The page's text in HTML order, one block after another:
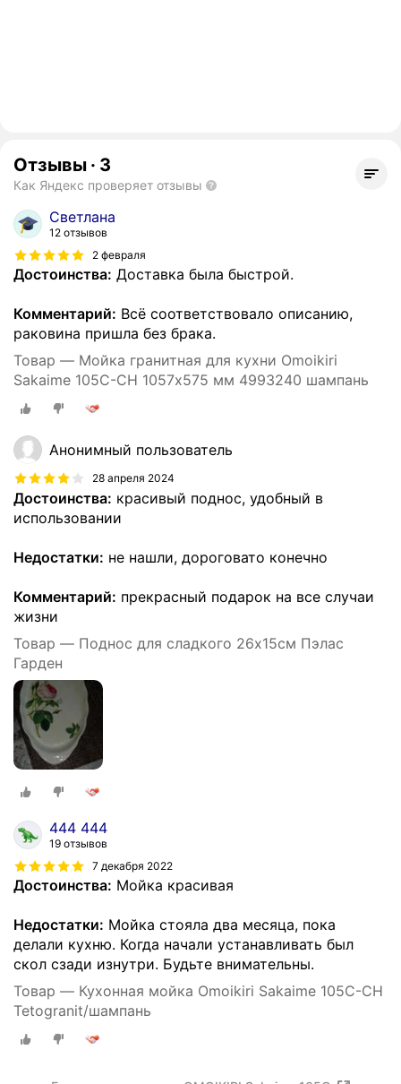
Отзывы · 3
Как Яндекс проверяет отзывы
Светлана
12 отзывов
2 февраля
Достоинства: Доставка была быстрой.
Комментарий: Всё соответствовало описанию,
раковина пришла без брака.
Товар — Мойка гранитная для кухни Omoikiri
Sakaime 105C-CH 1057х575 мм 4993240 шампань
Анонимный пользователь
28 апреля 2024
Достоинства: красивый поднос, удобный в
использовании
Недостатки: не нашли, дороговато конечно
Комментарий: прекрасный подарок на все случаи
жизни
Товар — Поднос для сладкого 26х15см Пэлас
Гарден
444 444
19 отзывов
7 декабря 2022
Достоинства: Мойка красивая
Недостатки: Мойка стояла два месяца, пока
делали кухню. Когда начали устанавливать был
скол сзади изнутри. Будьте внимательны.
Товар — Кухонная мойка Omoikiri Sakaime 105C-CH
Tetogranit/шампань